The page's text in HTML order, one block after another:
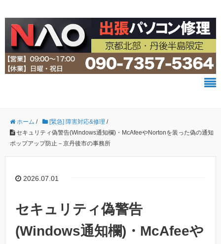
ホーム / [緊急] 障害対応&修理 /
セキュリティ偽警告(Windows通知欄)・McAfeeやNortonを装った偽の通知
ポップアップ防止－京丹後市の事務所
2026.07.01
セキュリティ偽警告
(Windows通知欄)・McAfeeや